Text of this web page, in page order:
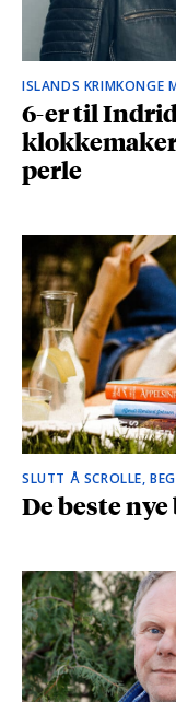
ISLANDS KRIMKONGE
6-er til
perle
SLUTT Å SCROLLE,
De beste